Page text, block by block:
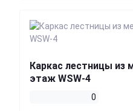
Каркас лестницы из
этаж WSW-4
0